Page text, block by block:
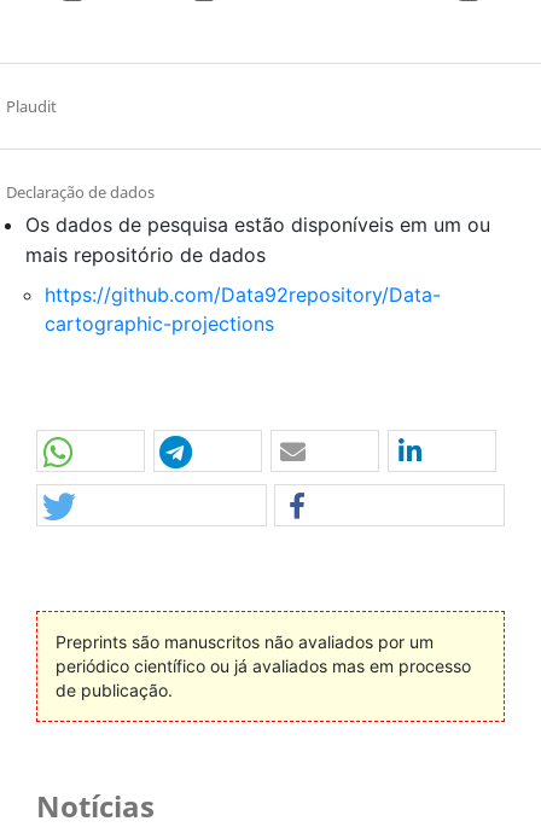
Plaudit
Declaração de dados
Os dados de pesquisa estão disponíveis em um ou
mais repositório de dados
https://github.com/Data92repository/Data-
cartographic-projections
Preprints são manuscritos não avaliados por um
periódico científico ou já avaliados mas em processo
de publicação.
Notícias